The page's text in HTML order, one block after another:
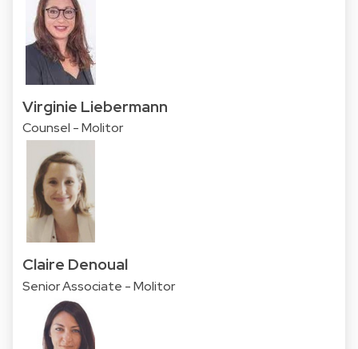
Virginie Liebermann
Counsel - Molitor
Claire Denoual
Senior Associate - Molitor